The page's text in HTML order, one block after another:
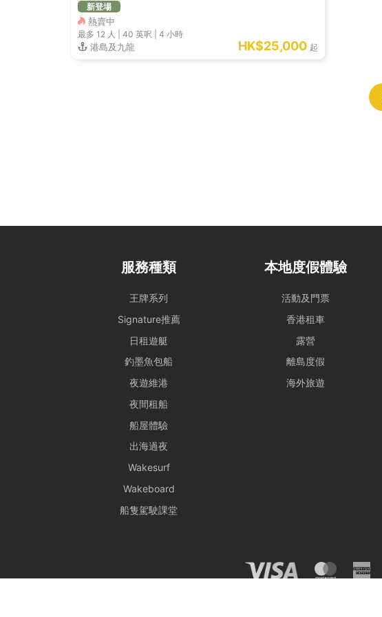
新登場
熱賣中
最多 12 人 | 40 英呎 4 小時
港島及九龍 HK$25,000 起
服務種類
王牌系列
Signature推薦
日租遊艇
釣墨魚包船
夜遊維港
夜間租船
船屋體驗
出海過夜
Wakesurf
Wakeboard
船隻駕駛課堂
本地度假體驗
活動及門票
香港租車
露營
離島度假
海外旅遊